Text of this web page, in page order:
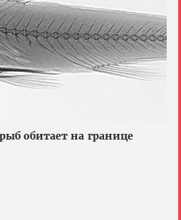
обитает на границе